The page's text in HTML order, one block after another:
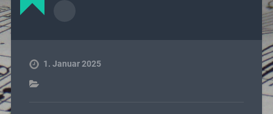
1. Januar 2025